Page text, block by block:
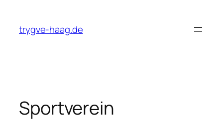
springen
trygve-haag.de
Sportverein